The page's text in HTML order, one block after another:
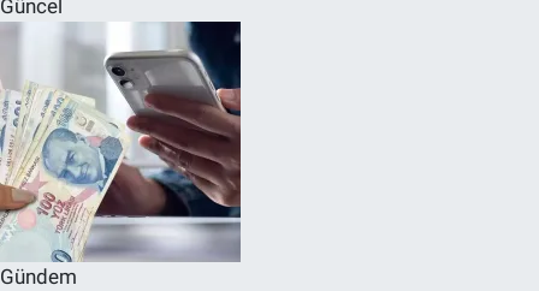
Güncel
Gündem
SPOR
RESMİ İLANLAR